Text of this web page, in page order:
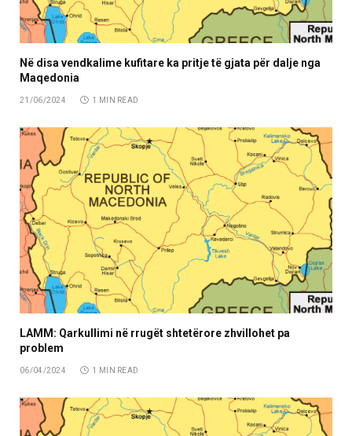
Në disa vendkalime kufitare ka pritje të gjata për dalje nga
Maqedonia
21/06/2024 1 MIN READ
LAMM: Qarkullimi në rrugët shtetërore zhvillohet pa
problem
06/04/2024 1 MIN READ